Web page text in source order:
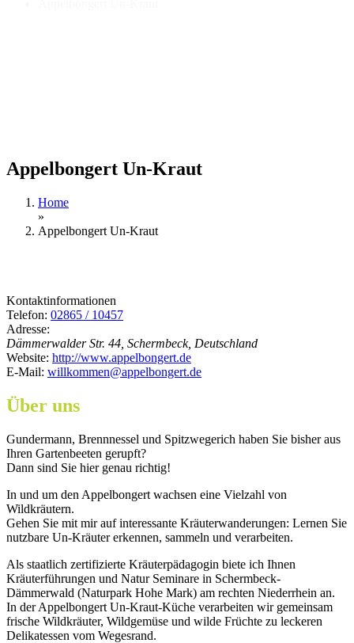
Appelbongert Un-Kraut
Home
»
Appelbongert Un-Kraut
Kontaktinformationen
Telefon: 02865 / 10457
Adresse:
Dämmerwalder Str. 44, Schermbeck, Deutschland
Website: http://www.appelbongert.de
E-Mail: willkommen@appelbongert.de
Über uns
Gundermann, Brennnessel und Spitzwegerich haben Sie bisher aus
Ihren Gartenbeeten gerupft?
Dann sind Sie hier genau richtig!
In und um den Appelbongert wachsen eine Vielzahl von
Wildkräutern.
Gehen Sie mit mir auf interessante Kräuterwanderungen: Lernen Sie
nutzbare Un-Kräuter erkennen, sammeln und verarbeiten.
Als staatlich zertifizierte Kräuterpädagogin biete ich Ihnen
Kräuterführungen und Natur Seminare in Schermbeck-
Dämmerwald (Naturpark Hohe Mark) am rechten Niederrhein an.
In der Appelbongert Un-Kraut-Küche verarbeiten wir gemeinsam
frische Wildkräuter, Wildgemüse und wilde Früchte zu leckeren
Delikatessen vom Wegesrand.